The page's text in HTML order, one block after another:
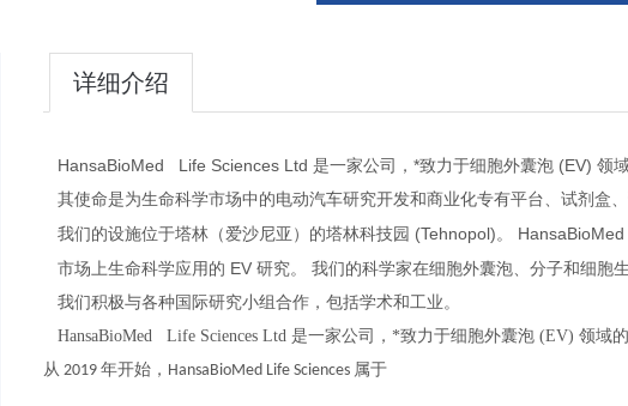
详细介绍
HansaBioMed Life Sciences Ltd 是一家公司，*致力于细胞外囊泡 (EV) 领
其使命是为生命科学市场中的电动汽车研究开发和商业化专有平台、试剂盒、
我们的设施位于塔林（爱沙尼亚）的塔林科技园 (Tehnopol)。
市场上生命科学应用的 EV 研究。 我们的科学家在细胞外囊泡、分子和细胞
我们积极与各种国际研究小组合作，包括学术和工业。
HansaBioMed Life Sciences Ltd 是一家公司，*致力于细胞外囊泡 (EV) 领域
从 2019 年开始， HansaBioMed Life Sciences 属于